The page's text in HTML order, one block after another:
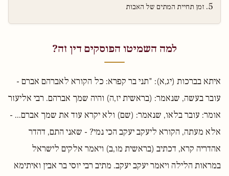
זמן תחיית המתים של האבות
למה השמיטו הפוסקים דין זה?
איתא בברכות (יג,א): "תני בר קפרא: כל הקורא לאברהם אברם -
עובר בעשה, שנאמר: (בראשית יז,ה) והיה שמך אברהם. רבי אליעזר
אומר: עובר בלאו, שנאמר: (שם) ולא יקרא עוד את שמך אברם... -
אלא מעתה, הקורא ליעקב יעקב הכי נמי? - שאני התם, דהדר
אהדריה קרא, דכתיב (בראשית מו,ב) ויאמר אלקים לישראל
במראות הלילה ויאמר יעקב יעקב. מתיב רבי יוסי בר אבין ואיתימא